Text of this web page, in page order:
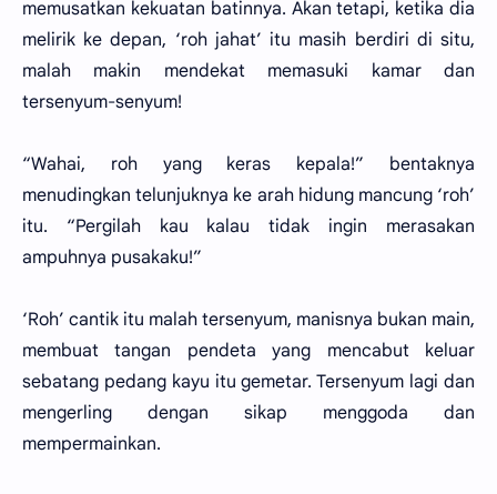
memusatkan kekuatan batinnya. Akan tetapi, ketika dia
melirik ke depan, ‘roh jahat’ itu masih berdiri di situ,
malah makin mendekat memasuki kamar dan
tersenyum-senyum!
“Wahai, roh yang keras kepala!” bentaknya
menudingkan telunjuknya ke arah hidung mancung ‘roh’
itu. “Pergilah kau kalau tidak ingin merasakan
ampuhnya pusakaku!”
‘Roh’ cantik itu malah tersenyum, manisnya bukan main,
membuat tangan pendeta yang mencabut keluar
sebatang pedang kayu itu gemetar. Tersenyum lagi dan
mengerling dengan sikap menggoda dan
mempermainkan.